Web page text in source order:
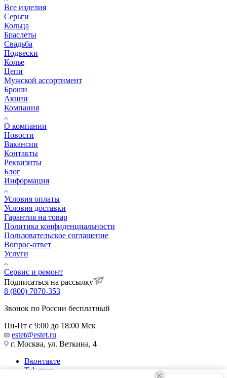
Все изделия
Серьги
Кольца
Браслеты
Свадьба
Подвески
Колье
Цепи
Мужской ассортимент
Броши
Акции
Компания
О компании
Новости
Вакансии
Контакты
Реквизиты
Блог
Информация
Условия оплаты
Условия доставки
Гарантия на товар
Политика конфиденциальности
Пользовательское соглашение
Вопрос-ответ
Услуги
Сервис и ремонт
Подписаться на рассылку
8 (800) 7070-353
Звонок по России бесплатный
Пн-Пт с 9:00 до 18:00 Мск
estet@estet.ru
г. Москва, ул. Веткина, 4
Вконтакте
Telegram